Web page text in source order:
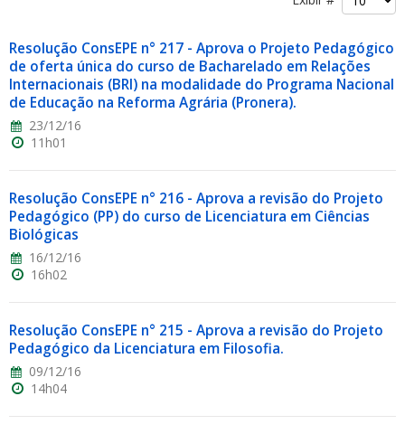
Resolução ConsEPE n° 217 - Aprova o Projeto Pedagógico
de oferta única do curso de Bacharelado em Relações
Internacionais (BRI) na modalidade do Programa Nacional
de Educação na Reforma Agrária (Pronera).
23/12/16
11h01
Resolução ConsEPE n° 216 - Aprova a revisão do Projeto
Pedagógico (PP) do curso de Licenciatura em Ciências
Biológicas
16/12/16
16h02
Resolução ConsEPE n° 215 - Aprova a revisão do Projeto
Pedagógico da Licenciatura em Filosofia.
09/12/16
14h04